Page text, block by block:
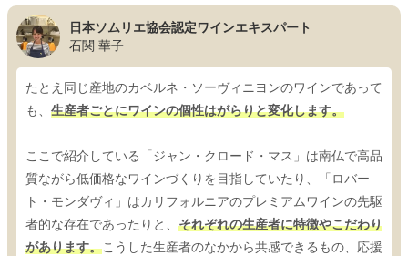
日本ソムリエ協会認定ワインエキスパート
石関 華子
たとえ同じ産地のカベルネ・ソーヴィニヨンのワインであって
も、 生産者ごとにワインの個性はがらりと変化します。
ここで紹介している「ジャン・クロード・マス」は南仏で高品
質ながら低価格なワインづくりを目指していたり、「ロバー
ト・モンダヴィ」はカリフォルニアのプレミアムワインの先駆
者的な存在であったりと、 それぞれの生産者に特徴やこだわり
があります。こうした生産者のなかから共感できるもの、応援